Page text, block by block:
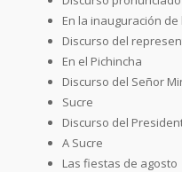
En la inauguración
Discurso del
En el Pichincha
Discurso del Señor
Sucre
Discurso del
A Sucre
Las fiestas de agosto